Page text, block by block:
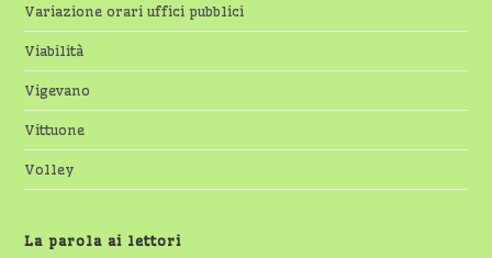
Variazione orari uffici pubblici
Viabilità
Vigevano
Vittuone
Volley
La parola ai lettori